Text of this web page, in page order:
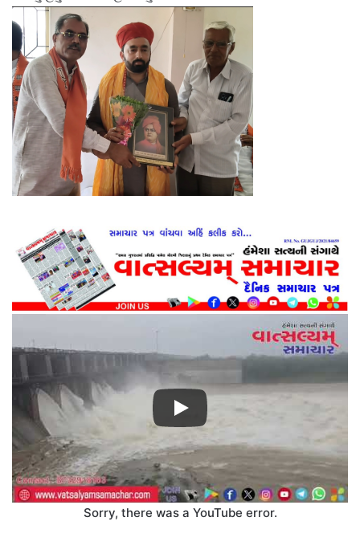
Sorry, there was a YouTube error.